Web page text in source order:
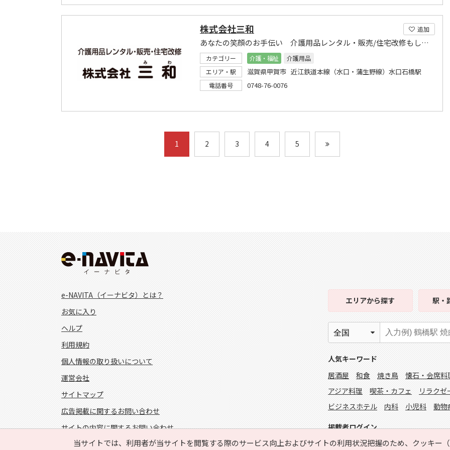
追加
株式会社三和
あなたの笑顔のお手伝い 介護用品レンタル・販売/住宅改修もしております
カテゴリー 介護・福祉
介護用品
エリア・駅
滋賀県甲賀市 近江鉄道本線（水口・蒲生野線）水口石橋駅
電話番号 0748-76-0076
1 2 3 4 5
当サイトでは、利用者が当サイトを閲覧する際のサービス向上およびサイトの利用状況把握のため、クッキー
e-NAVITA（イーナビタ）とは？
お気に入り
ヘルプ
利用規約
個人情報の取り扱いについて
運営会社
サイトマップ
広告掲載に関するお問い合わせ
サイトの内容に関するお問い合わせ
エリアから探す 駅・
人気キーワード
居酒屋
和食 焼き鳥 懐石・会席料
アジア料理
喫茶・カフェ リラクゼ
ビジネスホテル
内科 小児科 動物
掲載者ログイン